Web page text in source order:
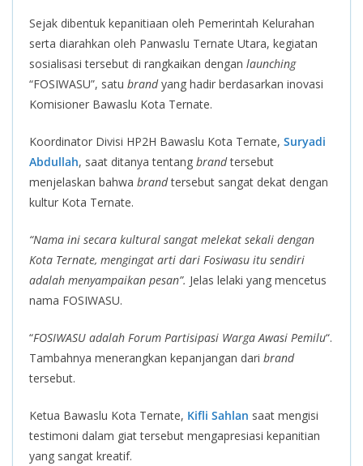
Sejak dibentuk kepanitiaan oleh Pemerintah Kelurahan
serta diarahkan oleh Panwaslu Ternate Utara, kegiatan
sosialisasi tersebut di rangkaikan dengan launching
“FOSIWASU”, satu brandyang hadir berdasarkan inovasi
Komisioner Bawaslu Kota Ternate.
Koordinator Divisi HP2H Bawaslu Kota Ternate, Suryadi
Abdullah, saat ditanya tentang brandtersebut
menjelaskan bahwa brandtersebut sangat dekat dengan
kultur Kota Ternate.
“Nama ini secara kultural sangat melekat sekali dengan
Kota Ternate, mengingat arti dari Fosiwasu itu sendiri
adalah menyampaikan pesan”. Jelas lelaki yang mencetus
nama FOSIWASU.
“FOSIWASU adalah Forum Partisipasi Warga Awasi Pemilu“.
Tambahnya menerangkan kepanjangan dari brand
tersebut.
Ketua Bawaslu Kota Ternate, Kifli Sahlan saat mengisi
testimoni dalam giat tersebut mengapresiasi kepanitian
yang sangat kreatif.